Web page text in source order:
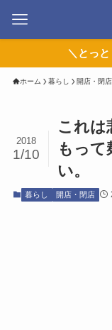
＼とっ
ホーム 暮らし 開店・閉店
これは
もって
い。
2018
1/10
暮らし 開店・閉店